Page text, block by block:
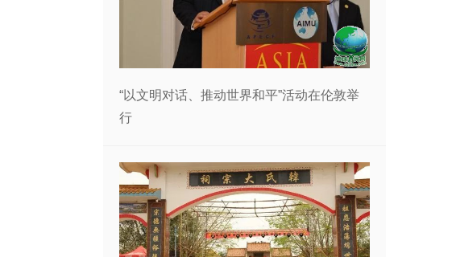
“以文明对话、推动世界和平”活动在伦敦举
行